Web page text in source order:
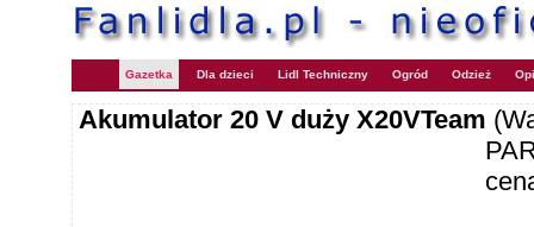
Gazetka Dla dzieci Lidl Techniczny Ogród Odzież
Akumulator 20 V duży X20VTeam